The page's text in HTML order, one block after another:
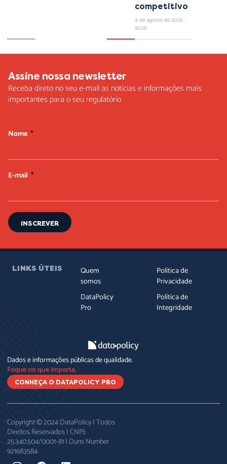
competitivo
4 de agosto de 2026
18:08
Assine nossa newsletter
Receba direto no seu e-mail as notícias e informações mais
importantes para o seu regulatório
Nome
E-mail
INSCREVER
LINKS ÚTEIS
Quem
somos
DataPolicy
Pro
Política de
Privacidade
Política de
Integridade
Dados e informações públicas de qualidade.
Foque no que importa.
CONHEÇA O DATAPOLICY PRO
Copyright © 2024 DataPolicy | Todos
Direitos Reservados | CNPJ:
25.340.504/0001-81 | Duns Number
921683584